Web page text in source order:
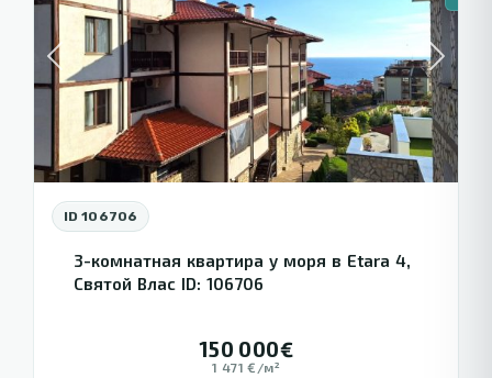
Previous Next
ID 106706
3-комнатная квартира у моря в Etara 4,
Святой Влас ID: 106706
150 000€
1 471 €/м²